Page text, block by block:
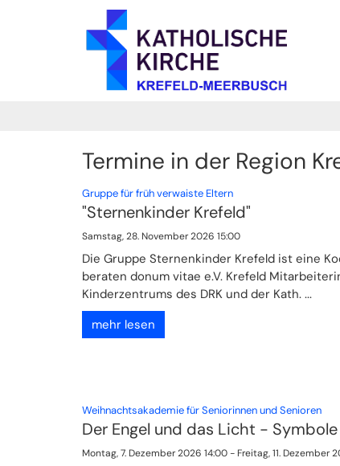
Zum Inhalt springen
Termine in der Region
Gruppe für früh verwaiste Eltern:
"Sternenkinder Krefeld"
Samstag, 28. November 2026 15:00
Die Gruppe Sternenkinder Krefeld ist eine
beraten donum vitae e.V. Krefeld
Kinderzentrums des DRK und der Kath. ...
mehr lesen
Weihnachtsakademie für Seniorinnen und Senioren:
Der Engel und das Licht -
Montag, 7. Dezember 2026 14:00 - Freitag, 11. Dezember